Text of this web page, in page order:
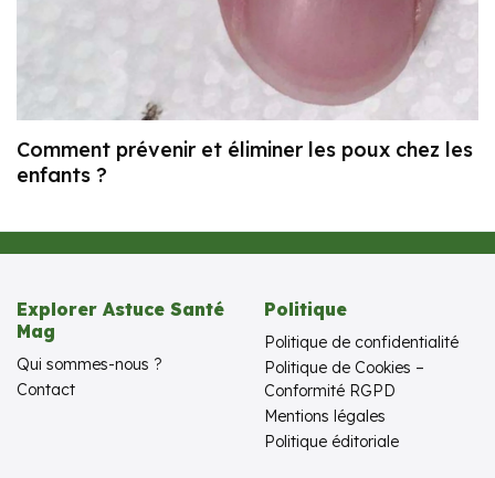
Comment prévenir et éliminer les poux chez les
enfants ?
Explorer Astuce Santé
Mag
Qui sommes-nous ?
Contact
Politique
Politique de confidentialité
Politique de Cookies –
Conformité RGPD
Mentions légales
Politique éditoriale